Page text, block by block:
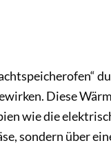
Diese
wie die
sondern über